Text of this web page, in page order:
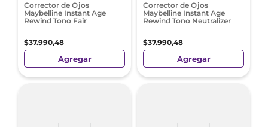
Corrector de Ojos
Maybelline Instant Age
Rewind Tono Fair
$37.990,48
Agregar
Corrector de Ojos
Maybelline Instant Age
Rewind Tono Neutralizer
$37.990,48
Agregar